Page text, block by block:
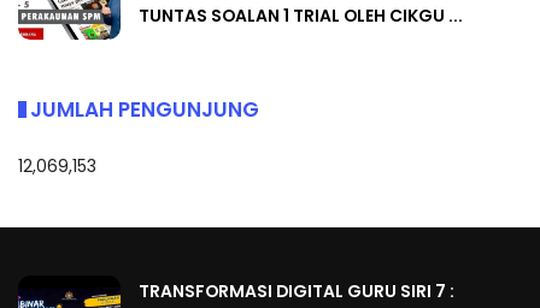
TUNTAS SOALAN 1 TRIAL OLEH CIKGU ...
JUMLAH PENGUNJUNG
12,069,153
TRANSFORMASI DIGITAL GURU SIRI 7 :